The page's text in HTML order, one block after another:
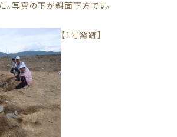
写真の下が斜面下方です。
【1号窯跡】